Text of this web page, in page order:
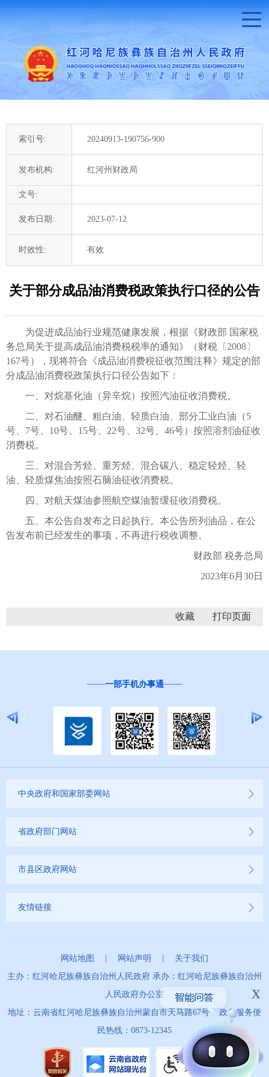
索引号: 20240913-190756-900
发布机构: 红河州财政局
文号:
发布日期: 2023-07-12
时效性: 有效
关于部分成品油消费税政策执行口径的公告
为促进成品油行业规范健康发展，根据《财政部 国家税
务总局关于提高成品油消费税税率的通知》（财税〔2008〕
167号），现将符合《成品油消费税征收范围注释》规定的部
分成品油消费税政策执行口径公告如下：
一、对烷基化油（异辛烷）按照汽油征收消费税。
二、对石油醚、粗白油、轻质白油、部分工业白油（5
号、7号、10号、15号、22号、32号、46号）按照溶剂油征收
消费税。
三、对混合芳烃、重芳烃、混合碳八、稳定轻烃、轻
油、轻质煤焦油按照石脑油征收消费税。
四、对航天煤油参照航空煤油暂缓征收消费税。
五、本公告自发布之日起执行。本公告所列油品，在公
告发布前已经发生的事项，不再进行税收调整。
财政部 税务总局
2023年6月30日
收藏
一部手机办事通
中央政府和国家部委网站
省政府部门网站
市县区政府网站
友情链接
网站地图 网站声明
关于我们
主办：红河哈尼族彝族自治州人民政府 承办：红河哈尼族彝族自治州
人民政府办公室
地址：云南省红河哈尼族彝族自治州蒙自市天马路67号 政务服务便
民热线：0873-12345
x